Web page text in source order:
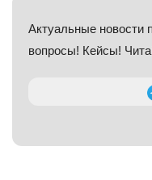
Актуальные новости
вопросы! Кейсы!